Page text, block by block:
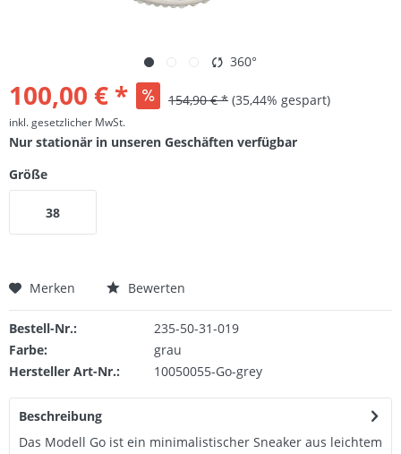
360°
100,00 € * 154,90 € * (35,44% gespart)
inkl. gesetzlicher MwSt.
Nur stationär in unseren Geschäften verfügbar
Größe
38
Merken Bewerten
Bestell-Nr.:
235-50-31-019
Farbe:
grau
Hersteller Art-Nr.:
10050055-Go-grey
Beschreibung
Das Modell Go ist ein minimalistischer Sneaker aus leichtem